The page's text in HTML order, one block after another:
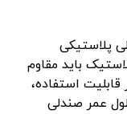
پلاستیکی
باید مقاوم
استفاده،
عمر صندلی